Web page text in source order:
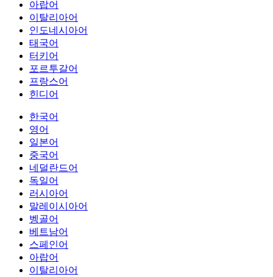
아랍어
이탈리아어
인도네시아어
태국어
터키어
포르투갈어
프랑스어
힌디어
한국어
영어
일본어
중국어
네덜란드어
독일어
러시아어
말레이시아어
벵골어
베트남어
스페인어
아랍어
이탈리아어